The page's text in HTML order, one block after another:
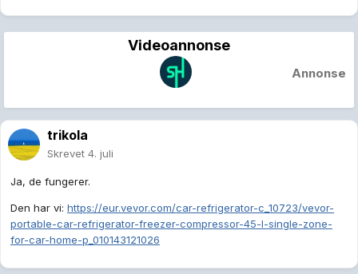
Videoannonse
Annonse
trikola
Skrevet 4. juli
Ja, de fungerer.
Den har vi: https://eur.vevor.com/car-refrigerator-c_10723/vevor-
portable-car-refrigerator-freezer-compressor-45-l-single-zone-
for-car-home-p_010143121026